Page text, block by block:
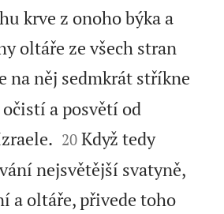
krve z onoho býka a
oltáře ze všech stran
na něj sedmkrát stříkne
a posvětí od


20 Když tedy
nejsvětější svatyně,
a oltáře, přivede toho